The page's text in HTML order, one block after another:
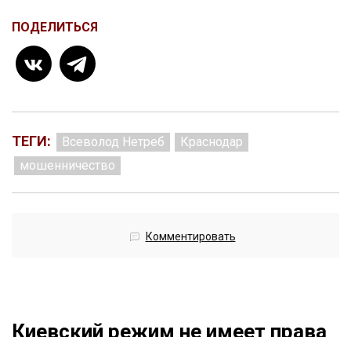
ПОДЕЛИТЬСЯ
ТЕГИ: Всеволод Нетреб
Краснодар
мошенничество
Комментировать
Киевский режим не имеет права